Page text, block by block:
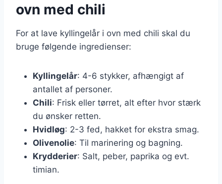
ovn med chili
For at lave kyllingelår i ovn med chili skal du
bruge følgende ingredienser:
Kyllingelår: 4-6 stykker, afhængigt af
antallet af personer.
Chili: Frisk eller tørret, alt efter hvor stærk
du ønsker retten.
Hvidløg: 2-3 fed, hakket for ekstra smag.
Olivenolie: Til marinering og bagning.
Krydderier: Salt, peber, paprika og evt.
timian.